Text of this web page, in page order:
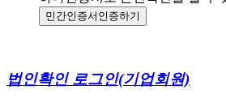
민간인증서 인증하기
법인확인 로그인(기업회원)